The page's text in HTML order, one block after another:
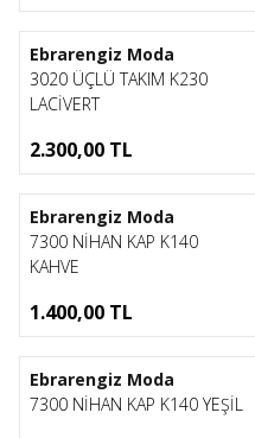
1
Ebrarengiz Moda
3020 ÜÇLÜ TAKIM K230
LACİVERT
2.300,00 TL
1
Ebrarengiz Moda
7300 NİHAN KAP K140
KAHVE
1.400,00 TL
1
Ebrarengiz Moda
7300 NİHAN KAP K140 YEŞİL